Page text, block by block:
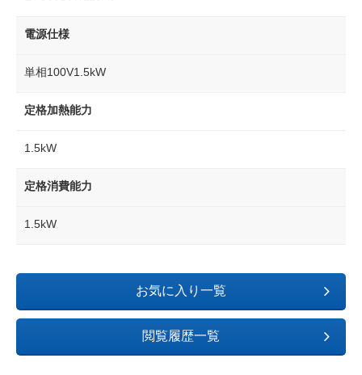
電源仕様
単相100V1.5kW
定格加熱能力
1.5kW
定格消費能力
1.5kW
お気に入り一覧
閲覧履歴一覧